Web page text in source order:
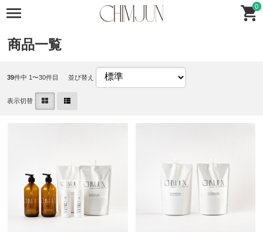
0
商品一覧
39件中 1〜30件目 並び替え
表示切替